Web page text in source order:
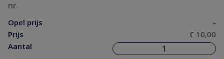
nr.
Opel prijs
-
Prijs
€ 10,00
Aantal